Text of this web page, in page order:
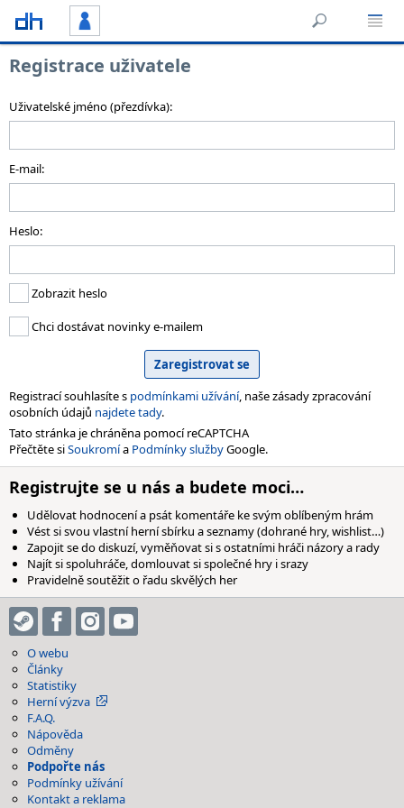
Registrace uživatele
Uživatelské jméno (přezdívka):
E-mail:
Heslo:
Zobrazit heslo
Chci dostávat novinky e-mailem
Registrací souhlasíte s podmínkami užívání, naše zásady zpracování
osobních údajů najdete tady.
Tato stránka je chráněna pomocí reCAPTCHA
Přečtěte siSoukromía Podmínky službyGoogle.
Registrujte se u nás a budete moci…
Udělovat hodnocení a psát komentáře ke svým oblíbeným hrám
Vést si svou vlastní herní sbírku a seznamy (dohrané hry, wishlist…)
Zapojit se do diskuzí, vyměňovat si s ostatními hráči názory a rady
Najít si spoluhráče, domlouvat si společné hry i srazy
Pravidelně soutěžit o řadu skvělých her
O webu
Články
Statistiky
Herní výzva
F.A.Q.
Nápověda
Odměny
Podpořte nás
Podmínky užívání
Kontakt a reklama